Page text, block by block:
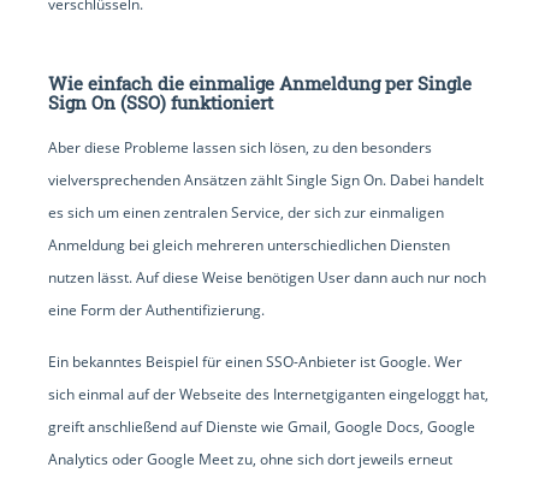
verschlüsseln.
Wie einfach die einmalige Anmeldung per Single
Sign On (SSO) funktioniert
Aber diese Probleme lassen sich lösen, zu den besonders
vielversprechenden Ansätzen zählt Single Sign On. Dabei handelt
es sich um einen zentralen Service, der sich zur einmaligen
Anmeldung bei gleich mehreren unterschiedlichen Diensten
nutzen lässt. Auf diese Weise benötigen User dann auch nur noch
eine Form der Authentifizierung.
Ein bekanntes Beispiel für einen SSO-Anbieter ist Google. Wer
sich einmal auf der Webseite des Internetgiganten eingeloggt hat,
greift anschließend auf Dienste wie Gmail, Google Docs, Google
Analytics oder Google Meet zu, ohne sich dort jeweils erneut